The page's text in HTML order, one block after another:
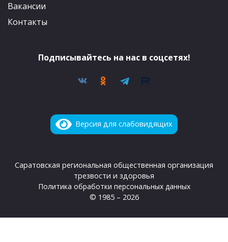
Вакансии
Контакты
Подписывайтесь на нас в соцсетях!
Версия для слабовидящих
Саратовская региональная общественная организация
трезвости и здоровья
Политика обработки персональных данных
© 1985 – 2026